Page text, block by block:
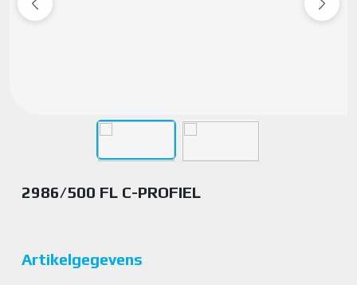
2986/500 FL C-PROFIEL
Artikelgegevens